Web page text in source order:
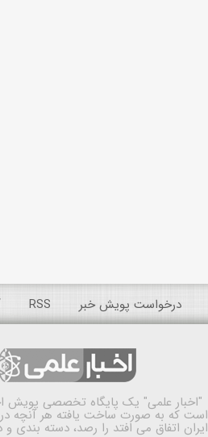
درخواست پویش خبر RSS
"اخبار علمی" یک پایگاه تخصصی پویش
است که به صورت ساخت یافته هر آنچه
ایران اتفاق می افتد را رصد، دسته بندی و